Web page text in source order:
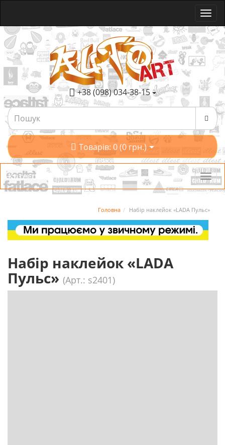
+38 (098) 034-38-15
Товарів: 0 (0 грн.)
Категорії
Головна Набір наклейок «LADA Пульс»
Набір наклейок «LADA
Пульс» (Арт.: s2401)